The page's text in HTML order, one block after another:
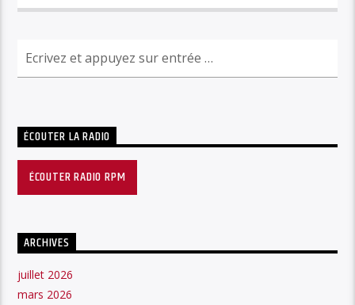
ÉCOUTER LA RADIO
ÉCOUTER RADIO RPM
ARCHIVES
juillet 2026
mars 2026